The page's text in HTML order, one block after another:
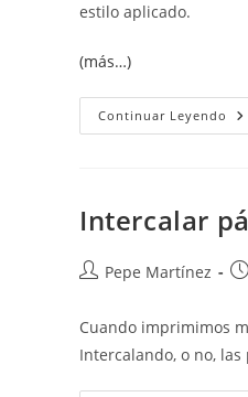
estilo aplicado.
(más…)
Continuar Leyendo
Intercalar
Autor
la
entrada:
Pepe Martínez
Cuando imprimimos
Intercalando, o no,